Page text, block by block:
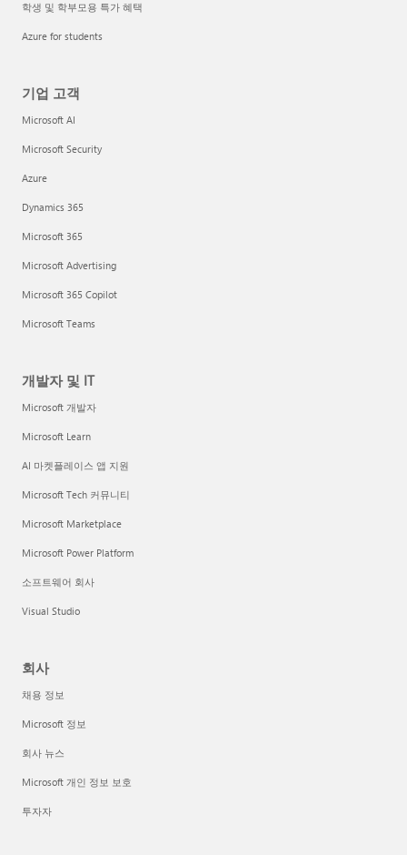
학생 및 학부모용 특가 혜택
Azure for students
기업 고객
Microsoft AI
Microsoft Security
Azure
Dynamics 365
Microsoft 365
Microsoft Advertising
Microsoft 365 Copilot
Microsoft Teams
개발자 및 IT
Microsoft 개발자
Microsoft Learn
AI 마켓플레이스 앱 지원
Microsoft Tech 커뮤니티
Microsoft Marketplace
Microsoft Power Platform
소프트웨어 회사
Visual Studio
회사
채용 정보
Microsoft 정보
회사 뉴스
Microsoft 개인 정보 보호
투자자